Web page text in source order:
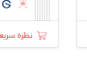
نظرة